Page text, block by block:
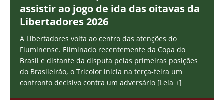
assistir ao jogo de ida das oitavas da
Libertadores 2026
A Libertadores volta ao centro das atenções do
Fluminense. Eliminado recentemente da Copa do
Brasil e distante da disputa pelas primeiras posições
do Brasileirão, o Tricolor inicia na terça-feira um
confronto decisivo contra um adversário [Leia +]